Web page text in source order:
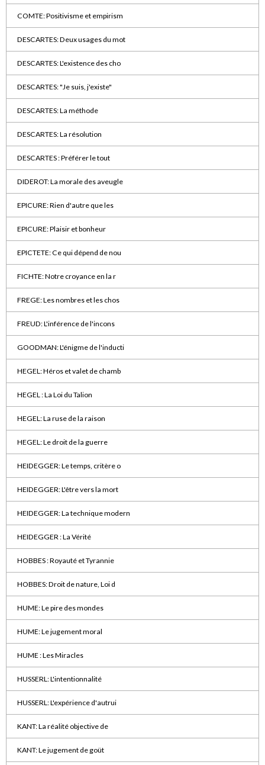
COMTE: Positivisme et empirism
DESCARTES: Deux usages du mot
DESCARTES: L'existence des cho
DESCARTES: "Je suis, j'existe"
DESCARTES: La méthode
DESCARTES: La résolution
DESCARTES : Préférer le tout
DIDEROT: La morale des aveugle
EPICURE: Rien d'autre que les
EPICURE: Plaisir et bonheur
EPICTETE: Ce qui dépend de nou
FICHTE: Notre croyance en la r
FREGE: Les nombres et les chos
FREUD: L'inférence de l'incons
GOODMAN: L'énigme de l'inducti
HEGEL: Héros et valet de chamb
HEGEL : La Loi du Talion
HEGEL: La ruse de la raison
HEGEL: Le droit de la guerre
HEIDEGGER: Le temps, critère o
HEIDEGGER: L'être vers la mort
HEIDEGGER: La technique modern
HEIDEGGER : La Vérité
HOBBES : Royauté et Tyrannie
HOBBES: Droit de nature, Loi d
HUME: Le pire des mondes
HUME: Le jugement moral
HUME : Les Miracles
HUSSERL: L'intentionnalité
HUSSERL: L'expérience d'autrui
KANT: La réalité objective de
KANT: Le jugement de goüt